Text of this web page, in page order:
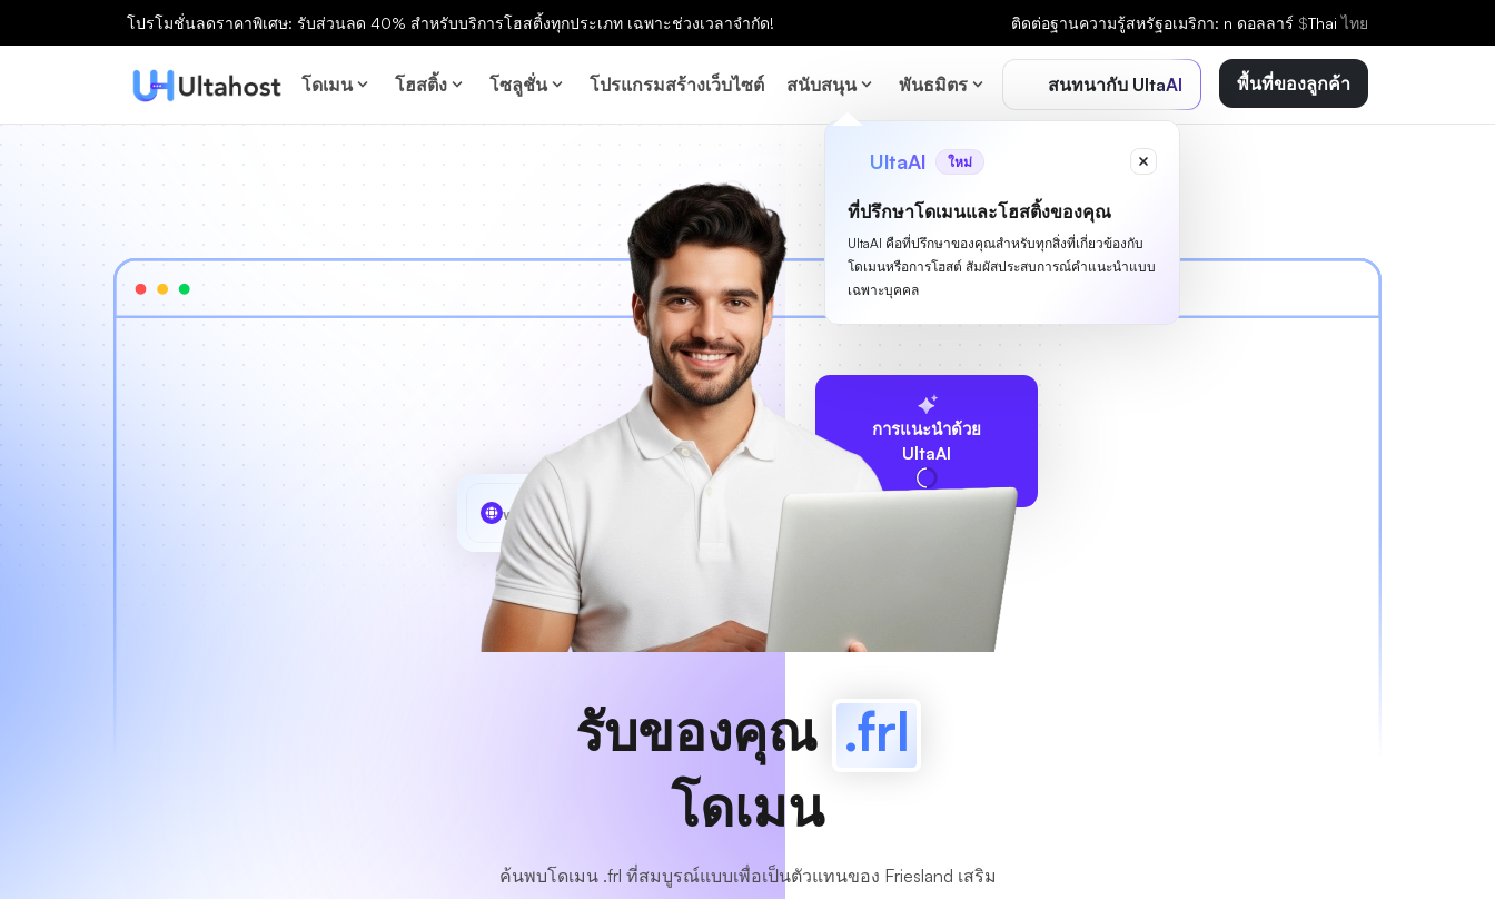
โปรโมชั่นลดราคาพิเศษ: รับส่วนลด 40% สำหรับบริการโฮสติ้งทุกประเภท เฉพาะช่วงเวลาจำกัด! ติดต่อฐานความรู้สหรัฐอเมริกา: n ดอลลาร์ $Thaiไทย
โดเมน โฮสติ้ง โซลูชั่น โปรแกรมสร้างเว็บไซต์ สนับสนุน พันธมิตร สนทนากับ UltaAI
UltaAI ใหม่
ที่ปรึกษาโดเมนและโฮสติ้งของคุณ
UltaAI คือที่ปรึกษาของคุณสำหรับทุกสิ่งที่เกี่ยวข้องกับ
โดเมนหรือการโฮสต์ สัมผัสประสบการณ์คำแนะนำแบบ
เฉพาะบุคคล
พื้นที่ของลูกค้า
การแนะนำด้วย
UltaAI
www MyCafe
รับของคุณ .frl
โดเมน
ค้นพบโดเมน .frl ที่สมบูรณ์แบบเพื่อเป็นตัวแทนของ Friesland เสริม